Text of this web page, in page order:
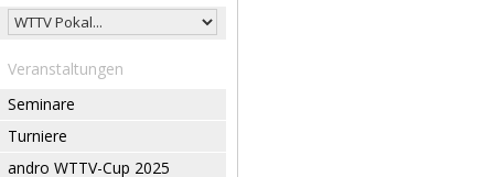
Veranstaltungen
Seminare
Turniere
andro WTTV-Cup 2025